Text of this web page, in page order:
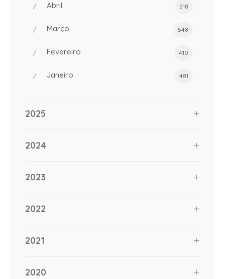
Abril 518
Março 548
Fevereiro 410
Janeiro 481
2025
2024
2023
2022
2021
2020